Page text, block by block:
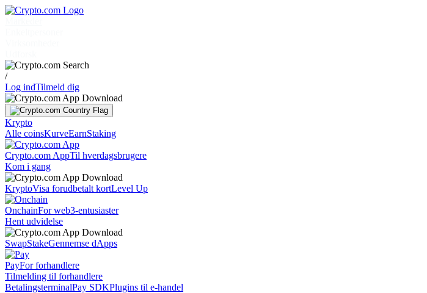
/
Log indTilmeld dig
Krypto
Alle coinsKurveEarnStaking
Crypto.com AppTil hverdagsbrugere
Kom i gang
KryptoVisa forudbetalt kortLevel Up
OnchainFor web3-entusiaster
Hent udvidelse
SwapStakeGennemse dApps
PayFor forhandlere
Tilmelding til forhandlere
BetalingsterminalPay SDKPlugins til e-handel